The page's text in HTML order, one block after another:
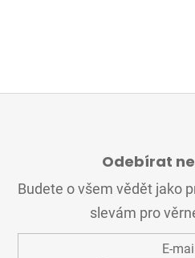
Odebírat
Budete o všem vědět jako
slevám pro
E-mail